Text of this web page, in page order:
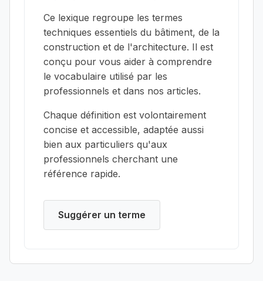
Ce lexique regroupe les termes
techniques essentiels du bâtiment, de la
construction et de l'architecture. Il est
conçu pour vous aider à comprendre
le vocabulaire utilisé par les
professionnels et dans nos articles.
Chaque définition est volontairement
concise et accessible, adaptée aussi
bien aux particuliers qu'aux
professionnels cherchant une
référence rapide.
Suggérer un terme